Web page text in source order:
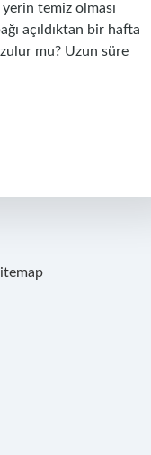
yerin temiz olması
açıldıktan bir hafta
mu? Uzun süre